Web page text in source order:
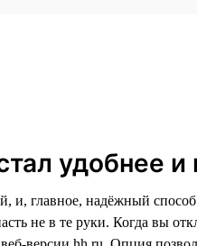
удобнее
и, главное, надёжный
не в те руки. Когда вы